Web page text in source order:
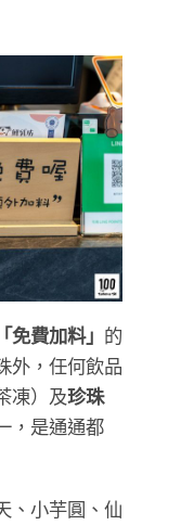
「免費加料」 的
外，任何飲品
凍）及珍珠
，是通通都
、小芋圓、仙